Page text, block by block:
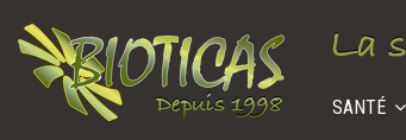
SANTÉ